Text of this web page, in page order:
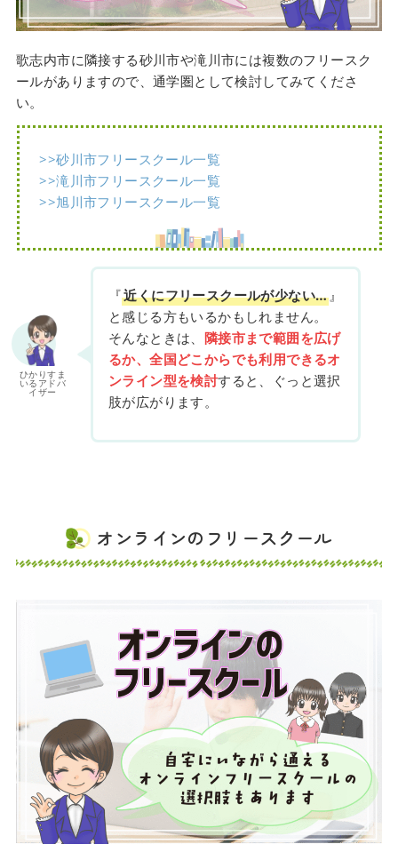
歌志内市に隣接する砂川市や滝川市には複数のフリースク
ールがありますので、通学圏として検討してみてくださ
い。
>>砂川市フリースクール一覧
>>滝川市フリースクール一覧
>>旭川市フリースクール一覧
ひかりすま
いるアドバ
イザー
『近くにフリースクールが少ない…』
と感じる方もいるかもしれません。
そんなときは、 隣接市まで範囲を広げ
るか、全国どこからでも利用できるオ
ンライン型を検討すると、ぐっと選択
肢が広がります。
オンラインのフリースクール